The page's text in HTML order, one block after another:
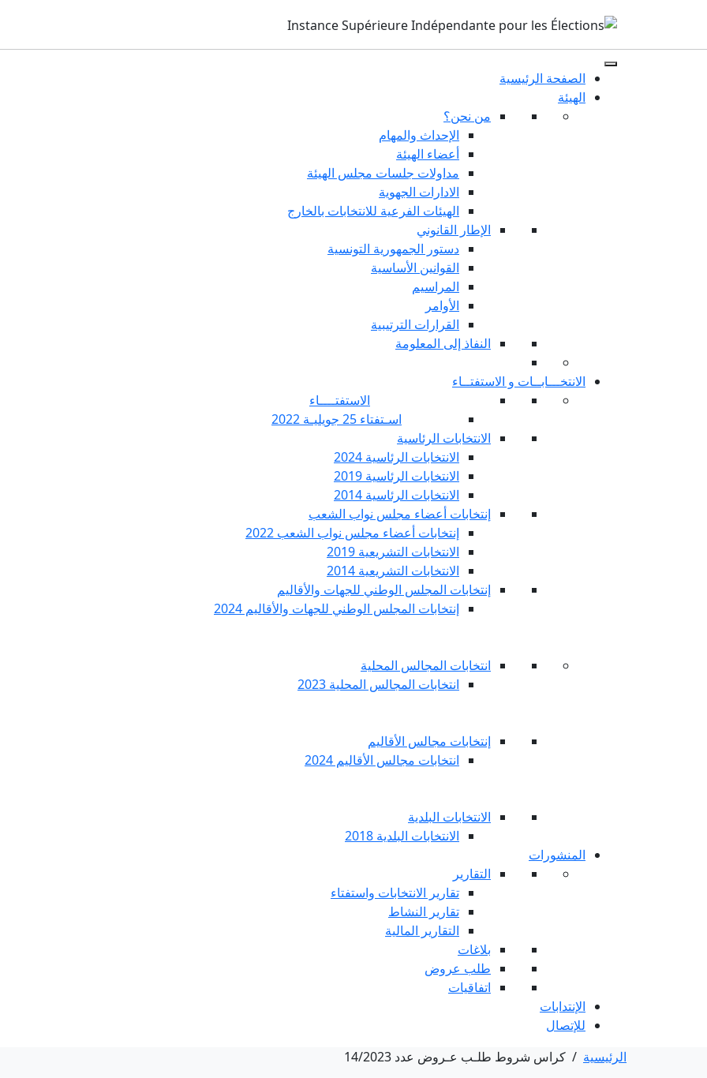
الصفحة الرئيسية
الهيئة
من نحن؟
الإحداث والمهام
أعضاء الهيئة
مداولات جلسات مجلس الهيئة
الادارات الجهوية
الهيئات الفرعية للانتخابات بالخارج
الإطار القانوني
دستور الجمهورية التونسية
القوانين الأساسية
المراسيم
الأوامر
القرارات الترتيبية
النفاذ إلى المعلومة
الانتخـــابــات و الاستفتــاء
الاستفتــــاء
اسـتفتاء 25 جويليـة 2022
الانتخابات الرئاسية
الانتخابات الرئاسية 2024
الانتخابات الرئاسية 2019
الانتخابات الرئاسية 2014
إنتخابات أعضاء مجلس نواب الشعب
إنتخابات أعضاء مجلس نواب الشعب 2022
الانتخابات التشريعية 2019
الانتخابات التشريعية 2014
إنتخابات المجلس الوطني للجهات والأقاليم
إنتخابات المجلس الوطني للجهات والأقاليم 2024
انتخابات المجالس المحلية
انتخابات المجالس المحلية 2023
إنتخابات مجالس الأقاليم
انتخابات مجالس الأقاليم 2024
الانتخابات البلدية
الانتخابات البلدية 2018
المنشورات
التقارير
تقارير الانتخابات واستفتاء
تقارير النشاط
التقارير المالية
بلاغات
طلب عروض
اتفاقيات
الإنتدابات
للإتصال
الرئيسية / كراس شروط طلـب عـروض عدد 14/2023